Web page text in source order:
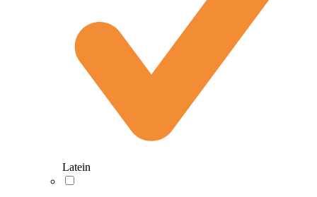
Latein